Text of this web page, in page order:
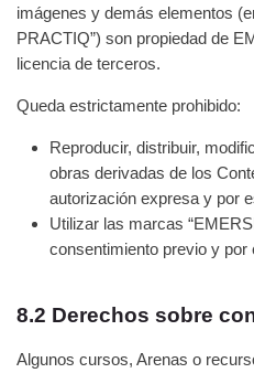
imágenes y demás elementos
PRACTIQ”) son propiedad de
licencia de terceros.
Queda estrictamente prohibido:
Reproducir, distribuir,
obras derivadas de los
autorización expresa y por
Utilizar las marcas
consentimiento previo y por
8.2 Derechos sobre
Algunos cursos, Arenas o